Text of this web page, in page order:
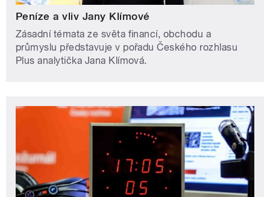
Peníze a vliv Jany Klímové
Zásadní témata ze světa financí, obchodu a
průmyslu představuje v pořadu Českého rozhlasu
Plus analytička Jana Klímová.